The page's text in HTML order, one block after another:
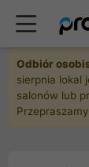
Odbiór
sierpnia lokal
salonów lub